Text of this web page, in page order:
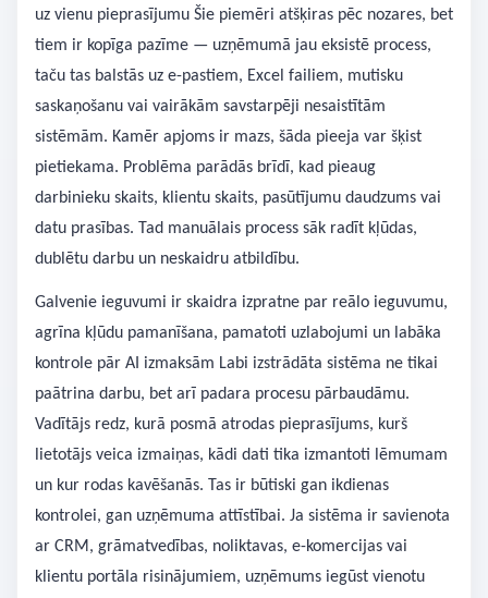
uz vienu pieprasījumu Šie piemēri atšķiras pēc nozares, bet
tiem ir kopīga pazīme — uzņēmumā jau eksistē process,
taču tas balstās uz e-pastiem, Excel failiem, mutisku
saskaņošanu vai vairākām savstarpēji nesaistītām
sistēmām. Kamēr apjoms ir mazs, šāda pieeja var šķist
pietiekama. Problēma parādās brīdī, kad pieaug
darbinieku skaits, klientu skaits, pasūtījumu daudzums vai
datu prasības. Tad manuālais process sāk radīt kļūdas,
dublētu darbu un neskaidru atbildību.
Galvenie ieguvumi ir skaidra izpratne par reālo ieguvumu,
agrīna kļūdu pamanīšana, pamatoti uzlabojumi un labāka
kontrole pār AI izmaksām Labi izstrādāta sistēma ne tikai
paātrina darbu, bet arī padara procesu pārbaudāmu.
Vadītājs redz, kurā posmā atrodas pieprasījums, kurš
lietotājs veica izmaiņas, kādi dati tika izmantoti lēmumam
un kur rodas kavēšanās. Tas ir būtiski gan ikdienas
kontrolei, gan uzņēmuma attīstībai. Ja sistēma ir savienota
ar CRM, grāmatvedības, noliktavas, e-komercijas vai
klientu portāla risinājumiem, uzņēmums iegūst vienotu